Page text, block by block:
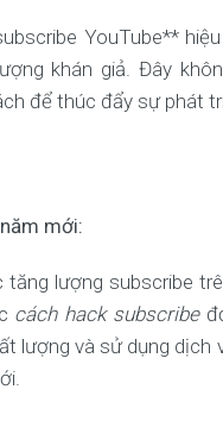
YouTube**
khán giả. Đây
để thúc đẩy sự phát
mới:
lượng subscribe
cách hack subscribe
lượng và sử dụng dịch